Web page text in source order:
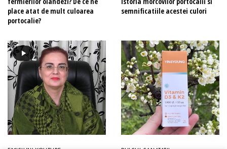
place atat de mult culoarea
portocalie?
semnificatiile acestei culori